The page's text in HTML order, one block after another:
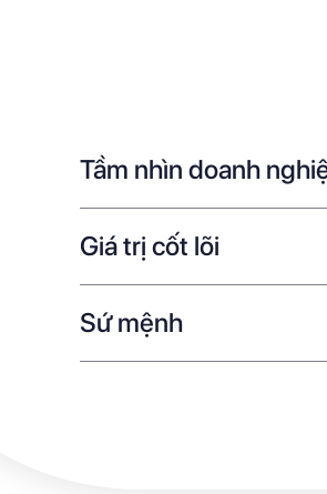
Tầm nhìn doanh
Giá trị cốt lõi
Sứ mệnh